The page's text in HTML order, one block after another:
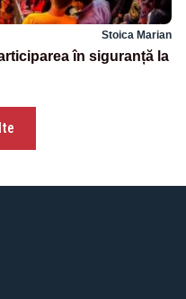
Stoica Marian
în siguranță la